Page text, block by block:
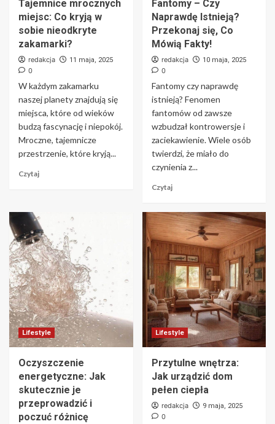
Tajemnice mrocznych
miejsc: Co kryją w
sobie nieodkryte
zakamarki?
redakcja 11 maja, 2025
0
W każdym zakamarku
naszej planety znajdują się
miejsca, które od wieków
budzą fascynację i niepokój.
Mroczne, tajemnicze
przestrzenie, które kryją...
Czytaj
Fantomy – Czy
Naprawdę Istnieją?
Przekonaj się, Co
Mówią Fakty!
redakcja 10 maja, 2025
0
Fantomy czy naprawdę
istnieją? Fenomen
fantomów od zawsze
wzbudzał kontrowersje i
zaciekawienie. Wiele osób
twierdzi, że miało do
czynienia z...
Czytaj
Lifestyle
Oczyszczenie
energetyczne: Jak
skutecznie je
przeprowadzić i
poczuć różnicę
Lifestyle
Przytulne wnętrza:
Jak urządzić dom
pełen ciepła
redakcja 9 maja, 2025
0